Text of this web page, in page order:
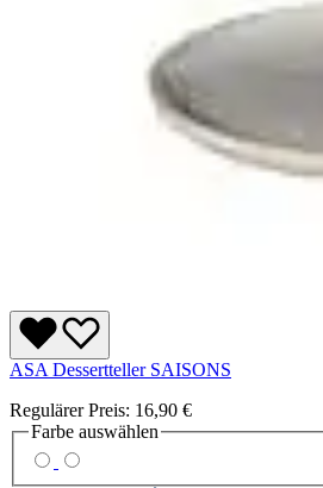
ASA Dessertteller SAISONS
Regulärer Preis: 16,90 €
Farbe auswählen